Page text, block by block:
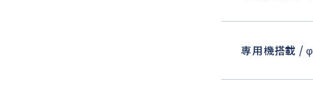
専用機搭載 /